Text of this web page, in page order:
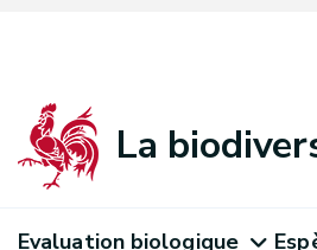
La
Evaluation biologique